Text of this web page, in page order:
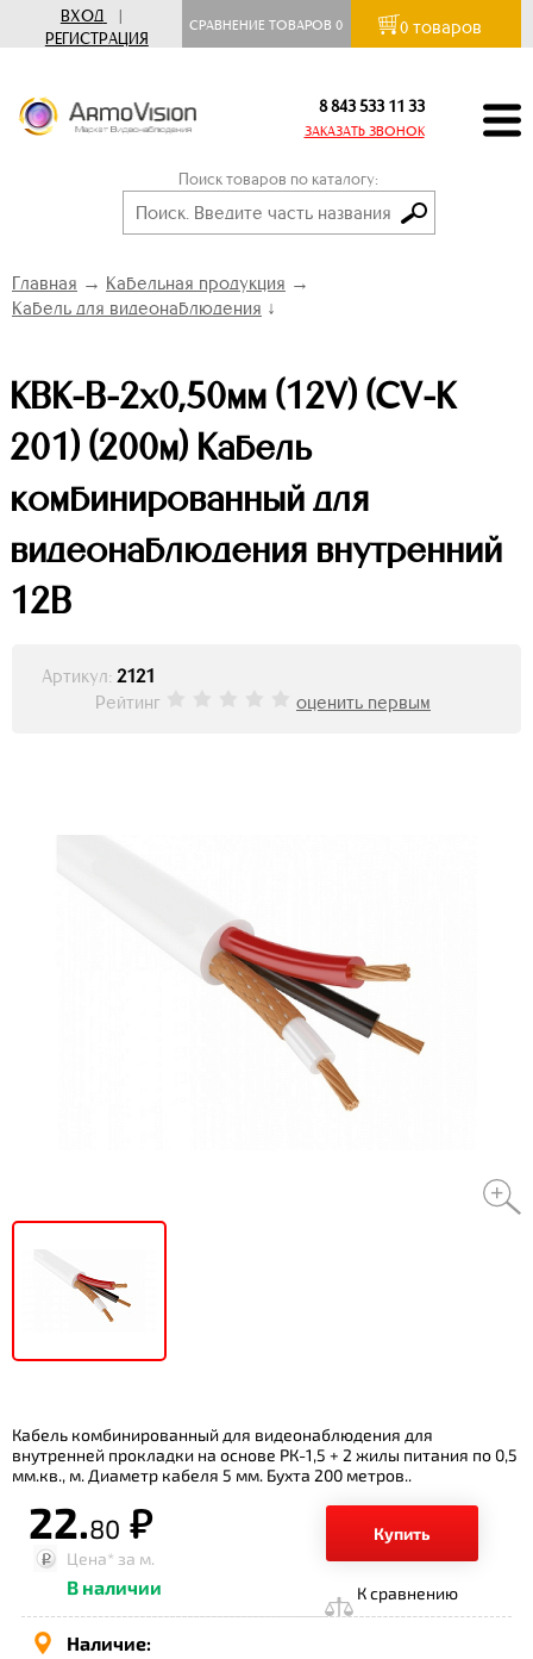
ВХОД
|
РЕГИСТРАЦИЯ
СРАВНЕНИЕ ТОВАРОВ0 0 товаров
8 843 533 11 33
ЗАКАЗАТЬ ЗВОНОК
Поиск товаров по каталогу:
Главная → Кабельная продукция →
Кабель для видеонаблюдения ↓
КВК-В-2х0,50мм (12V) (CV-K
201) (200м) Кабель
комбинированный для
видеонаблюдения внутренний
12В
Артикул: 2121
Рейтинг
оценить первым
Кабель комбинированный для видеонаблюдения для
внутренней прокладки на основе РК-1,5 + 2 жилы питания по 0,5
мм.кв., м. Диаметр кабеля 5 мм. Бухта 200 метров..
22.80 р.
Купить
Цена* за м.
В наличии К сравнению
Наличие: